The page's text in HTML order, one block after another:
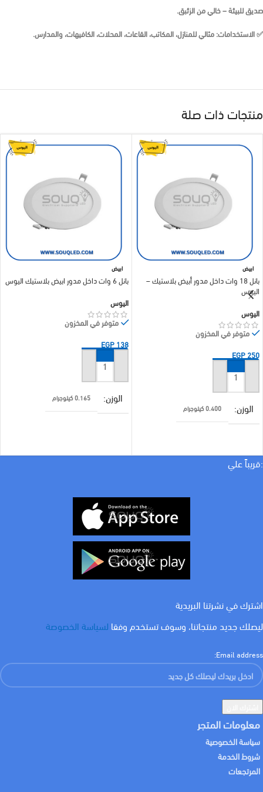
صديق للبيئة – خالي من الزئبق.
✅الاستخدامات:مثالي للمنازل، المكاتب، القاعات، المحلات، الكافيهات، والمدارس.
منتجات ذات صلة
ابيض
بانل 18 وات داخل مدور أبيض بلاستيك –
اليوس
اليوس
متوفر في المخزون
EGP250
إضافة إلى السلة
الوزن 0.400 كيلوجرام
ابيض
بانل 6 وات داخل مدور ابيض بلاستيك اليوس
اليوس
متوفر في المخزون
EGP138
إضافة إلى السلة
الوزن 0.165 كيلوجرام
WATT
:قريباً علي
اشترك في نشرتنا البريدية
ليصلك جديد منتجاتنا، وسوف تستخدم وفقا لسياسة الخصوصة
Email address:
معلومات المتجر
سياسة الخصوصية
شروط الخدمة
المرتجعات